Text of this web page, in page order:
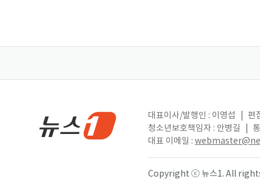
대표이사/발행인 : 이영섭 편
청소년보호책임자 : 안병길
대표 이메일 :
Copyright ⓒ 뉴스1. All rights